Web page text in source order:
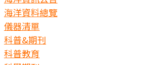
海洋資料總覽
儀器清單
科普&期刊
科普教育